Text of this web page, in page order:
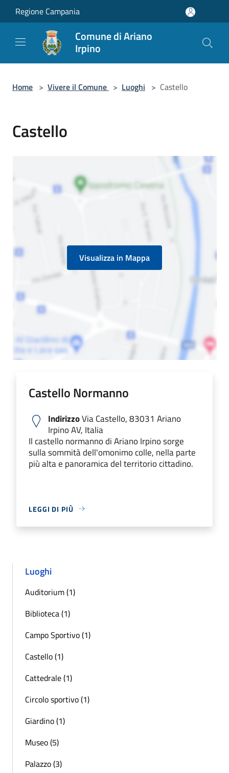
Salta al contenuto principale
Regione Campania
Comune di Ariano
Irpino
Home > Vivere il Comune > Luoghi > Castello
Castello
Visualizza in Mappa
Castello Normanno
IndirizzoVia Castello, 83031 Ariano
Irpino AV, Italia
Il castello normanno di Ariano Irpino sorge
sulla sommità dell'omonimo colle, nella parte
più alta e panoramica del territorio cittadino.
LEGGI DI PIÙ
Luoghi
Auditorium (1)
Biblioteca (1)
Campo Sportivo (1)
Castello (1)
Cattedrale (1)
Circolo sportivo (1)
Giardino (1)
Museo (5)
Palazzo (3)